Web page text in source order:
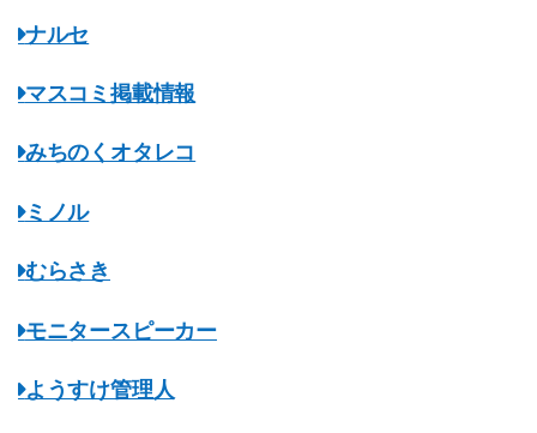
ナルセ
マスコミ掲載情報
みちのくオタレコ
ミノル
むらさき
モニタースピーカー
ようすけ管理人